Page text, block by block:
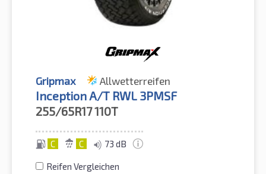
Gripmax Allwetterreifen
Inception A/T RWL 3PMSF
255/65R17110T
C C 73 dB
Reifen Vergleichen